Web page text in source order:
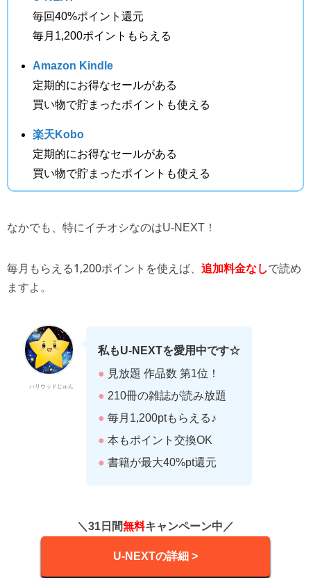
毎回40%ポイント還元
毎月1,200ポイントもらえる
Amazon Kindle
定期的にお得なセールがある
買い物で貯まったポイントも使える
楽天Kobo
定期的にお得なセールがある
買い物で貯まったポイントも使える
なかでも、特にイチオシなのはU-NEXT！
毎月もらえる1,200ポイントを使えば、 追加料金なしで読め
ますよ。
ハリウッドじゅん
私もU-NEXTを愛用中です☆
● 見放題 作品数 第1位！
● 210冊の雑誌が読み放題
● 毎月1,200ptもらえる♪
● 本もポイント交換OK
● 書籍が最大40%pt還元
＼31日間無料キャンペーン中／
U-NEXTの詳細 >